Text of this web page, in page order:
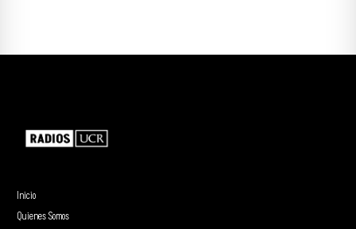
Inicio
Quienes Somos